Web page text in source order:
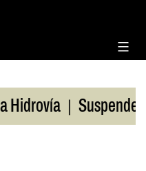
| Suspenden